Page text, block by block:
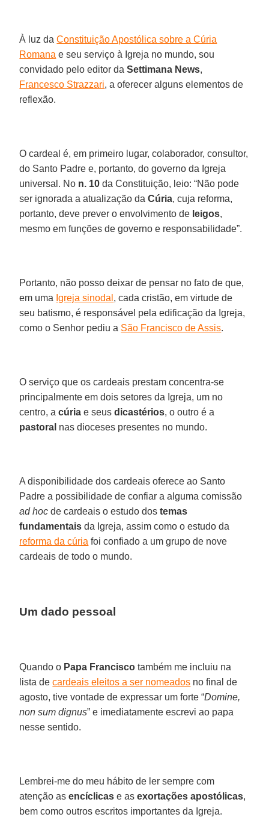
À luz daConstituição Apostólica sobre a Cúria
Romana e seu serviço à Igreja no mundo, sou
convidado pelo editor daSettimana News,
Francesco Strazzari, a oferecer alguns elementos de
reflexão.
O cardeal é, em primeiro lugar, colaborador, consultor,
do Santo Padre e, portanto, do governo da Igreja
universal. No n. 10 da Constituição, leio: “Não pode
ser ignorada a atualização daCúria, cuja reforma,
portanto, deve prever o envolvimento de leigos,
mesmo em funções de governo e responsabilidade”.
Portanto, não posso deixar de pensar no fato de que,
em uma Igreja sinodal , cada cristão, em virtude de
seu batismo, é responsável pela edificação da Igreja,
como o Senhor pediu a São Francisco de Assis.
O serviço que os cardeais prestam concentra-se
principalmente em dois setores da Igreja, um no
centro, acúria e seusdicastérios, o outro é a
pastoral nas dioceses presentes no mundo.
A disponibilidade dos cardeais oferece ao Santo
Padre a possibilidade de confiar a alguma comissão
ad hoc de cardeais o estudo dostemas
fundamentais da Igreja, assim como o estudo da
reforma da cúria foi confiado a um grupo de nove
cardeais de todo o mundo.
Um dado pessoal
Quando o Papa Francisco também me incluiu na
lista decardeais eleitos a ser nomeados no final de
agosto, tive vontade de expressar um forte “Domine,
non sum dignus” e imediatamente escrevi ao papa
nesse sentido.
Lembrei-me do meu hábito de ler sempre com
atenção asencíclicas e asexortações apostólicas,
bem como outros escritos importantes da Igreja.